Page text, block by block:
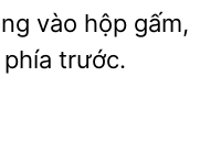
hộp gấm,
trước.